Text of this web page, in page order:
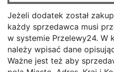
Jeżeli dodatek został
każdy sprzedawca musi
w systemie Przelewy24. W
należy wpisać dane
Ważne jest też aby